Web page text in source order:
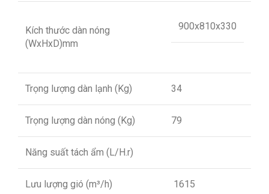
Kích thước dàn nóng
(WxHxD)mm
900x810x330
Trọng lượng dàn lạnh (Kg) 34
Trọng lượng dàn nóng (Kg) 79
Năng suất tách ẩm (L/H.r)
Lưu lượng gió (m³/h) 1615